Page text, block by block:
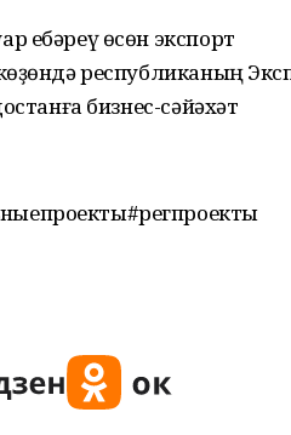
ебәреү өсөн экспорт
республиканың
бизнес-сәйәхәт